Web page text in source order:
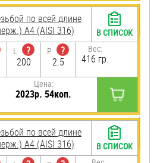
по всей длине
A4 (AISI 316)
L
?
200
P
?
2.5
Вес:
416 гр.
Цена:
2023р. 54коп.
В СПИСОК
по всей длине
A4 (AISI 316)
В СПИСОК